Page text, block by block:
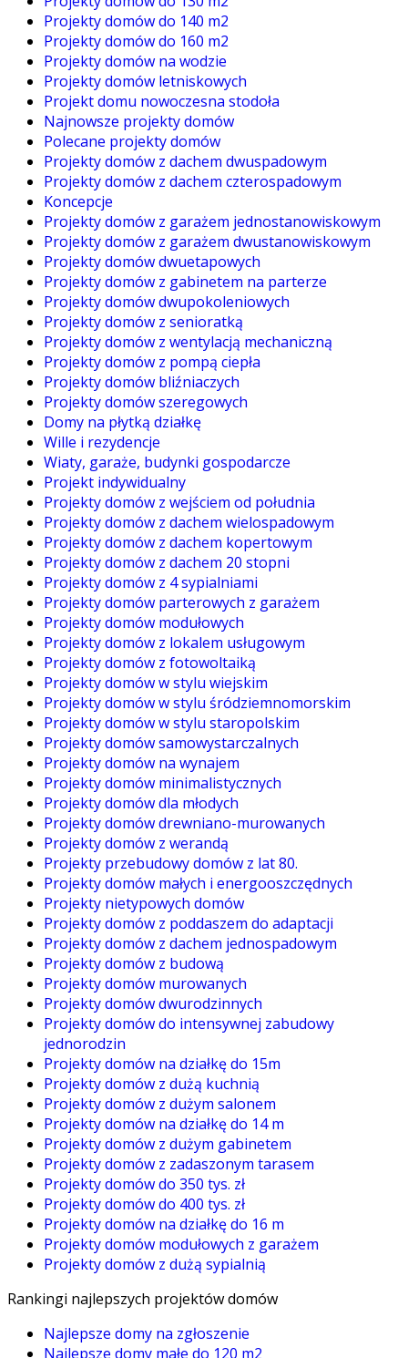
Projekty domów do 140 m2
Projekty domów do 160 m2
Projekty domów na wodzie
Projekty domów letniskowych
Projekt domu nowoczesna stodoła
Najnowsze projekty domów
Polecane projekty domów
Projekty domów z dachem dwuspadowym
Projekty domów z dachem czterospadowym
Koncepcje
Projekty domów z garażem jednostanowiskowym
Projekty domów z garażem dwustanowiskowym
Projekty domów dwuetapowych
Projekty domów z gabinetem na parterze
Projekty domów dwupokoleniowych
Projekty domów z senioratką
Projekty domów z wentylacją mechaniczną
Projekty domów z pompą ciepła
Projekty domów bliźniaczych
Projekty domów szeregowych
Domy na płytką działkę
Wille i rezydencje
Wiaty, garaże, budynki gospodarcze
Projekt indywidualny
Projekty domów z wejściem od południa
Projekty domów z dachem wielospadowym
Projekty domów z dachem kopertowym
Projekty domów z dachem 20 stopni
Projekty domów z 4 sypialniami
Projekty domów parterowych z garażem
Projekty domów modułowych
Projekty domów z lokalem usługowym
Projekty domów z fotowoltaiką
Projekty domów w stylu wiejskim
Projekty domów w stylu śródziemnomorskim
Projekty domów w stylu staropolskim
Projekty domów samowystarczalnych
Projekty domów na wynajem
Projekty domów minimalistycznych
Projekty domów dla młodych
Projekty domów drewniano-murowanych
Projekty domów z werandą
Projekty przebudowy domów z lat 80.
Projekty domów małych i energooszczędnych
Projekty nietypowych domów
Projekty domów z poddaszem do adaptacji
Projekty domów z dachem jednospadowym
Projekty domów z budową
Projekty domów murowanych
Projekty domów dwurodzinnych
Projekty domów do intensywnej zabudowy
jednorodzin
Projekty domów na działkę do 15m
Projekty domów z dużą kuchnią
Projekty domów z dużym salonem
Projekty domów na działkę do 14 m
Projekty domów z dużym gabinetem
Projekty domów z zadaszonym tarasem
Projekty domów do 350 tys. zł
Projekty domów do 400 tys. zł
Projekty domów na działkę do 16 m
Projekty domów modułowych z garażem
Projekty domów z dużą sypialnią
Rankingi najlepszych projektów domów
Najlepsze domy na zgłoszenie
Najlepsze domy małe do 120 m2